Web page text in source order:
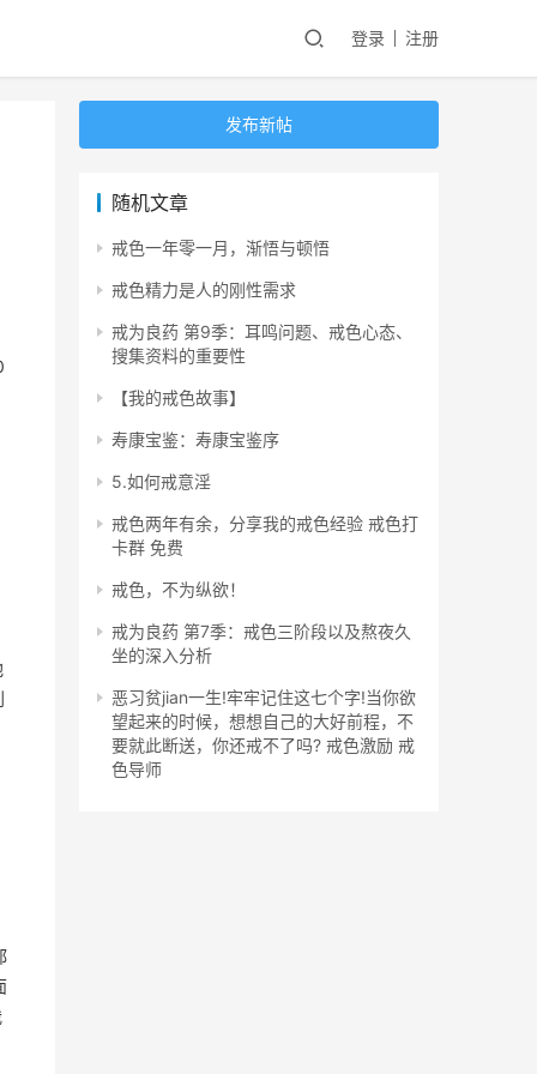
登录 注册
发布新帖
随机文章
戒色一年零一月，渐悟与顿悟
戒色精力是人的刚性需求
戒为良药 第9季：耳鸣问题、戒色心态、
搜集资料的重要性
【我的戒色故事】
寿康宝鉴：寿康宝鉴序
5.如何戒意淫
戒色两年有余，分享我的戒色经验 戒色打
卡群 免费
戒色，不为纵欲！
戒为良药 第7季：戒色三阶段以及熬夜久
坐的深入分析
恶习贫jian一生!牢牢记住这七个字!当你欲
望起来的时候，想想自己的大好前程，不
要就此断送，你还戒不了吗? 戒色激励 戒
色导师